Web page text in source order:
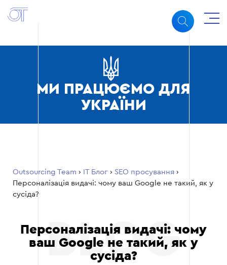
МИ ПРАЦЮЄМО ДЛЯ
УКРАЇНИ
Outsourcing Team › ІТ Блог › SEO просування ›
Персоналізація видачі: чому ваш Google не такий, як у
сусіда?
Персоналізація видачі: чому
ваш Google не такий, як у
сусіда?